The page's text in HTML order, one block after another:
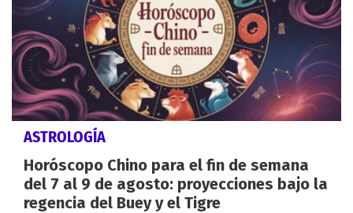
ASTROLOGÍA
Horóscopo Chino para el fin de semana
del 7 al 9 de agosto: proyecciones bajo la
regencia del Buey y el Tigre